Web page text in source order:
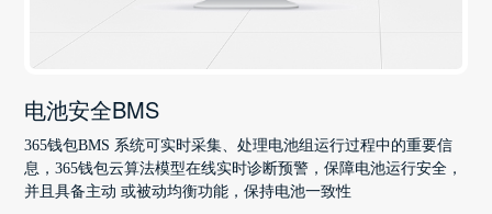
电池安全BMS
365钱包BMS 系统可实时采集、处理电池组运行过程中的重要信
息，365钱包云算法模型在线实时诊断预警，保障电池运行安全，
并且具备主动 或被动均衡功能，保持电池一致性